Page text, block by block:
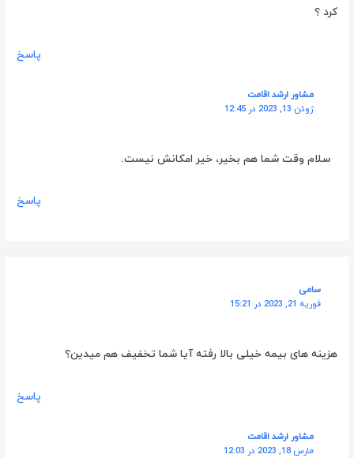
کرد ؟
پاسخ
مشاور ارشد اقامت
ژوئن 13, 2023 در 12:45
سلام وقت شما هم بخیر، خیر امکانش نیست.
پاسخ
سامی
فوریه 21, 2023 در 15:21
هزینه های بیمه خیلی بالا رفته آیا شما تخفیف هم میدین؟
پاسخ
مشاور ارشد اقامت
مارس 18, 2023 در 12:03